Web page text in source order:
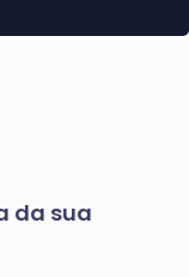
da sua